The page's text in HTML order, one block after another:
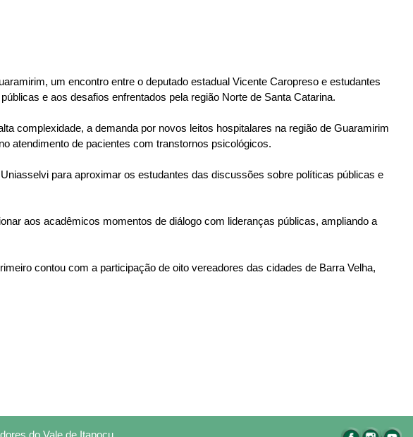
um encontro entre o deputado estadual Vicente Caropreso e estudantes
e aos desafios enfrentados pela região Norte de Santa Catarina.
complexidade, a demanda por novos leitos hospitalares na região de Guaramirim
atendimento de pacientes com transtornos psicológicos.
para aproximar os estudantes das discussões sobre políticas públicas e
aos acadêmicos momentos de diálogo com lideranças públicas, ampliando a
contou com a participação de oito vereadores das cidades de Barra Velha,